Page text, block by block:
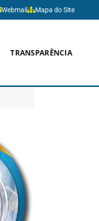
Webmail Mapa do Site
TRANSPARÊNCIA